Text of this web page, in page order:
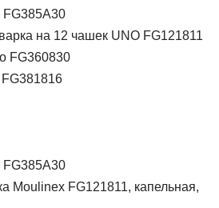
на 12 чашек UNO FG121811
FG360830
Moulinex FG121811, капельная,